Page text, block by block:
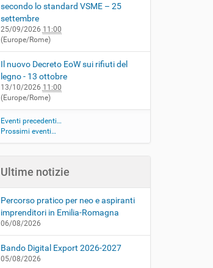
secondo lo standard VSME – 25
settembre
25/09/2026 11:00
(Europe/Rome)
Il nuovo Decreto EoW sui rifiuti del
legno - 13 ottobre
13/10/2026 11:00
(Europe/Rome)
Eventi precedenti…
Prossimi eventi…
Ultime notizie
Percorso pratico per neo e aspiranti
imprenditori in Emilia-Romagna
06/08/2026
Bando Digital Export 2026-2027
05/08/2026